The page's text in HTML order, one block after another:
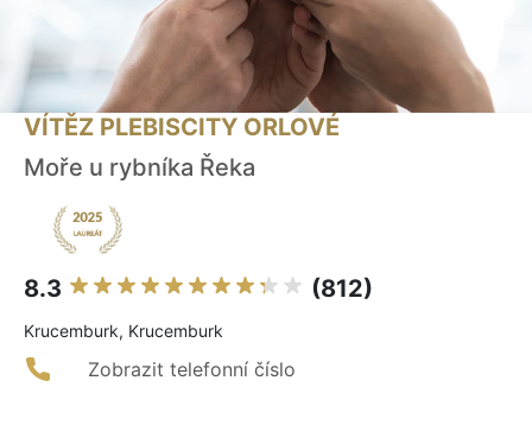
VÍTĚZ PLEBISCITY ORLOVÉ
Moře u rybníka Řeka
8.3 (812)
Krucemburk, Krucemburk
Zobrazit telefonní číslo